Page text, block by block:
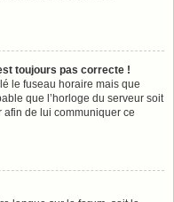
toujours pas correcte !
le fuseau horaire mais que
que l’horloge du serveur soit
de lui communiquer ce